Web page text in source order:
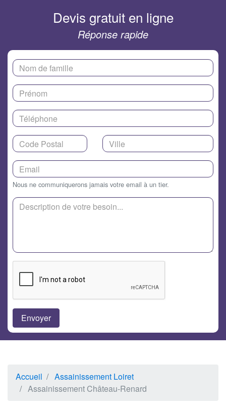
Devis gratuit en ligne
Réponse rapide
Nous ne communiquerons jamais votre email à un tier.
Accueil
Assainissement Loiret
Assainissement Château-Renard